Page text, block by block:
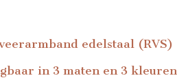
edelstaal (RVS)
in 3 maten en 3